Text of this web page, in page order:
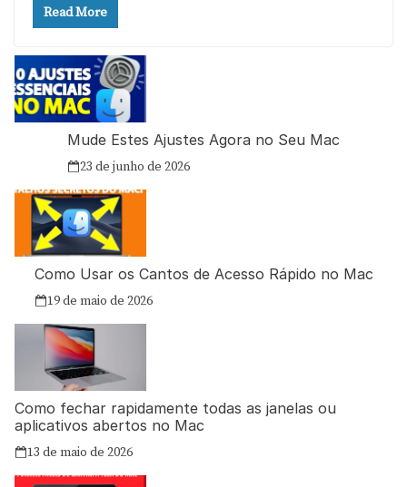
Read More
Mude Estes Ajustes Agora no Seu Mac
23 de junho de 2026
Como Usar os Cantos de Acesso Rápido no Mac
19 de maio de 2026
Como fechar rapidamente todas as janelas ou
aplicativos abertos no Mac
13 de maio de 2026